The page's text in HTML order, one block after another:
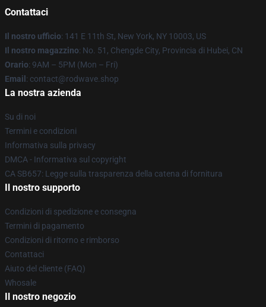
Contattaci
Il nostro ufficio: 141 E 11th St, New York, NY 10003, US
Il nostro magazzino: No. 51, Chengde City, Provincia di Hubei, CN
Orario: 9AM – 5PM (Mon – Fri)
Email : contact@rodwave.shop
La nostra azienda
Su di noi
Termini e condizioni
Informativa sulla privacy
DMCA - Informativa sul copyright
CA SB657: Legge sulla trasparenza della catena di fornitura
Il nostro supporto
Condizioni di spedizione e consegna
Termini di pagamento
Condizioni di ritorno e rimborso
Contattaci
Aiuto del cliente (FAQ)
Whosale
Il nostro negozio